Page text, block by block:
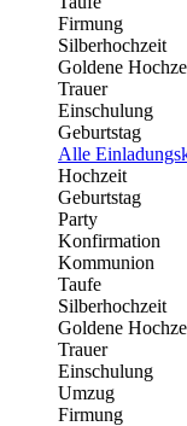
Firmung
Silberhochzeit
Goldene
Trauer
Einschulung
Geburtstag
Alle
Hochzeit
Geburtstag
Party
Konfirmation
Kommunion
Taufe
Silberhochzeit
Goldene
Trauer
Einschulung
Umzug
Firmung